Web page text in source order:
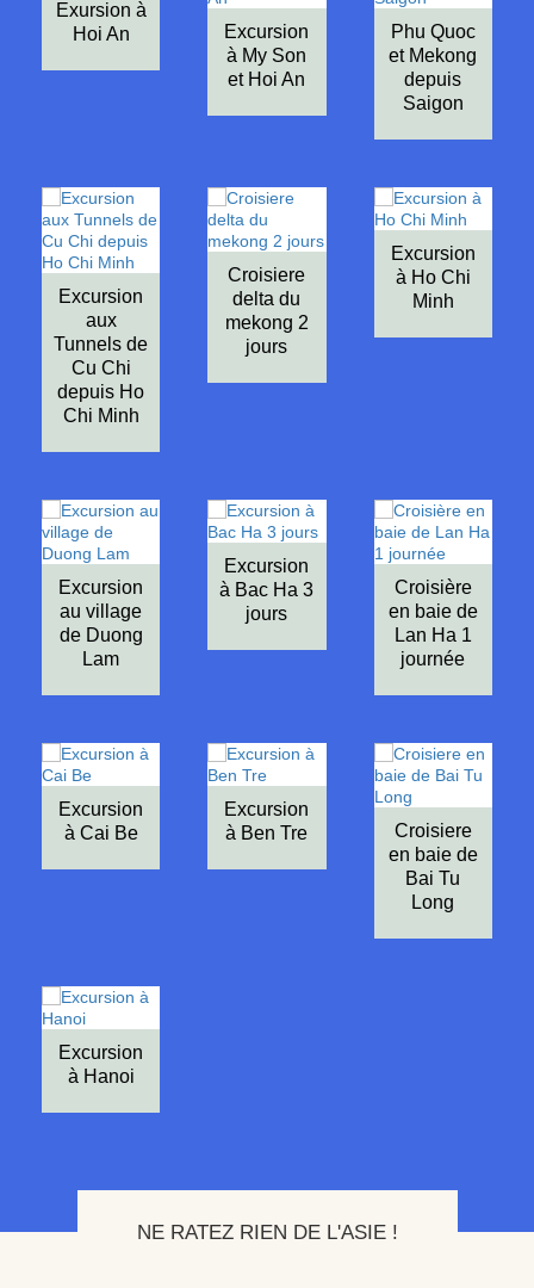
Exursion à
Hoi An
Excursion
à My Son
et Hoi An
Phu Quoc
et Mekong
depuis
Saigon
Excursion
aux
Tunnels de
Cu Chi
depuis Ho
Chi Minh
Croisiere
delta du
mekong 2
jours
Excursion
à Ho Chi
Minh
Excursion
au village
de Duong
Lam
Excursion
à Bac Ha 3
jours
Croisière
en baie de
Lan Ha 1
journée
Excursion
à Cai Be
Excursion
à Ben Tre
Croisiere
en baie de
Bai Tu
Long
Excursion
à Hanoi
NE RATEZ RIEN DE L'ASIE !